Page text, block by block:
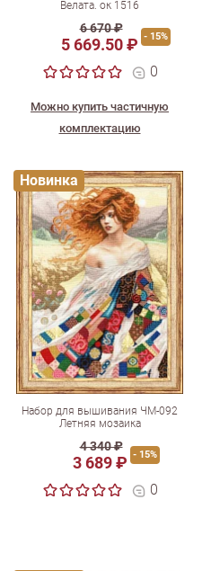
Велата. ок 1516
6 670 ₽
5 669.50 ₽ - 15%
0
Можно купить частичную
комплектацию
Набор для вышивания ЧМ-092
Летняя мозаика
4 340 ₽
3 689 ₽ - 15%
0
Новинка